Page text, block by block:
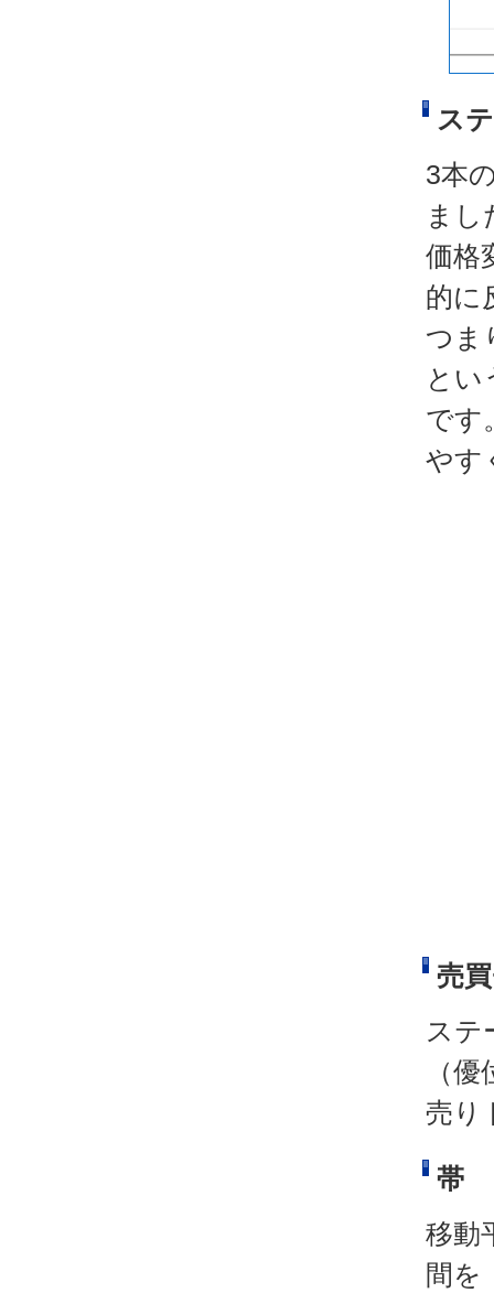
ス
3本
まし
価格
的に
つま
とい
です
やす
売
ステ
（
売り
帯
移動
間を